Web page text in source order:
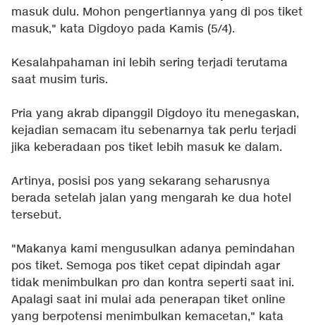
masuk dulu. Mohon pengertiannya yang di pos tiket
masuk," kata Digdoyo pada Kamis (5/4).
Kesalahpahaman ini lebih sering terjadi terutama
saat musim turis.
Pria yang akrab dipanggil Digdoyo itu menegaskan,
kejadian semacam itu sebenarnya tak perlu terjadi
jika keberadaan pos tiket lebih masuk ke dalam.
Artinya, posisi pos yang sekarang seharusnya
berada setelah jalan yang mengarah ke dua hotel
tersebut.
"Makanya kami mengusulkan adanya pemindahan
pos tiket. Semoga pos tiket cepat dipindah agar
tidak menimbulkan pro dan kontra seperti saat ini.
Apalagi saat ini mulai ada penerapan tiket online
yang berpotensi menimbulkan kemacetan," kata